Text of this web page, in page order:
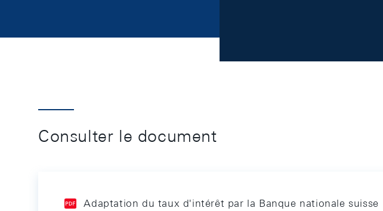
Consulter le document
Adaptation du taux d'intérêt par la Banque nationale suisse